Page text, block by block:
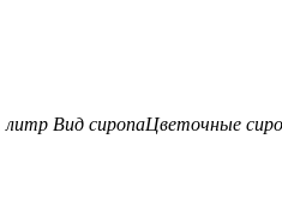
литр Вид сиропаЦветочные